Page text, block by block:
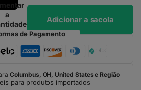
a
Adicionar a sacola
de Pagamento
Columbus, OH, United States e Região
para produtos importados